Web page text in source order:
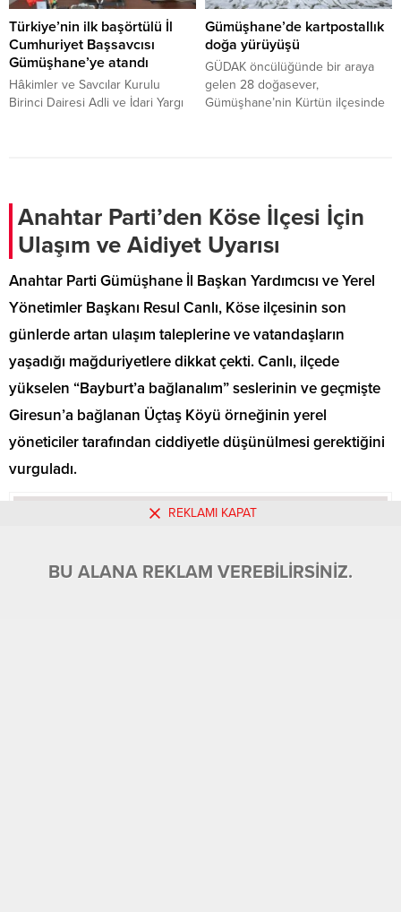
Türkiye’nin ilk başörtülü İl
Cumhuriyet Başsavcısı
Gümüşhane’ye atandı
Hâkimler ve Savcılar Kurulu
Birinci Dairesi Adli ve İdari Yargı
Başsavcısı Gümüşhane’ye atandı.
Gümüşhane’de kartpostallık
doğa yürüyüşü
GÜDAK öncülüğünde bir araya
gelen 28 doğasever,
Gümüşhane’nin Kürtün ilçesinde
uzaklaşarak eşsiz kış
manzaralarının tadını çıkardı.
Anahtar Parti’den Köse İlçesi İçin
Ulaşım ve Aidiyet Uyarısı
Anahtar Parti Gümüşhane İl Başkan Yardımcısı ve Yerel
Yönetimler Başkanı Resul Canlı, Köse ilçesinin son
günlerde artan ulaşım taleplerine ve vatandaşların
yaşadığı mağduriyetlere dikkat çekti. Canlı, ilçede
yükselen “Bayburt’a bağlanalım” seslerinin ve geçmişte
Giresun’a bağlanan Üçtaş Köyü örneğinin yerel
yöneticiler tarafından ciddiyetle düşünülmesi gerektiğini
vurguladı.
REKLAMI KAPAT
BU ALANA REKLAM VEREBİLİRSİNİZ.